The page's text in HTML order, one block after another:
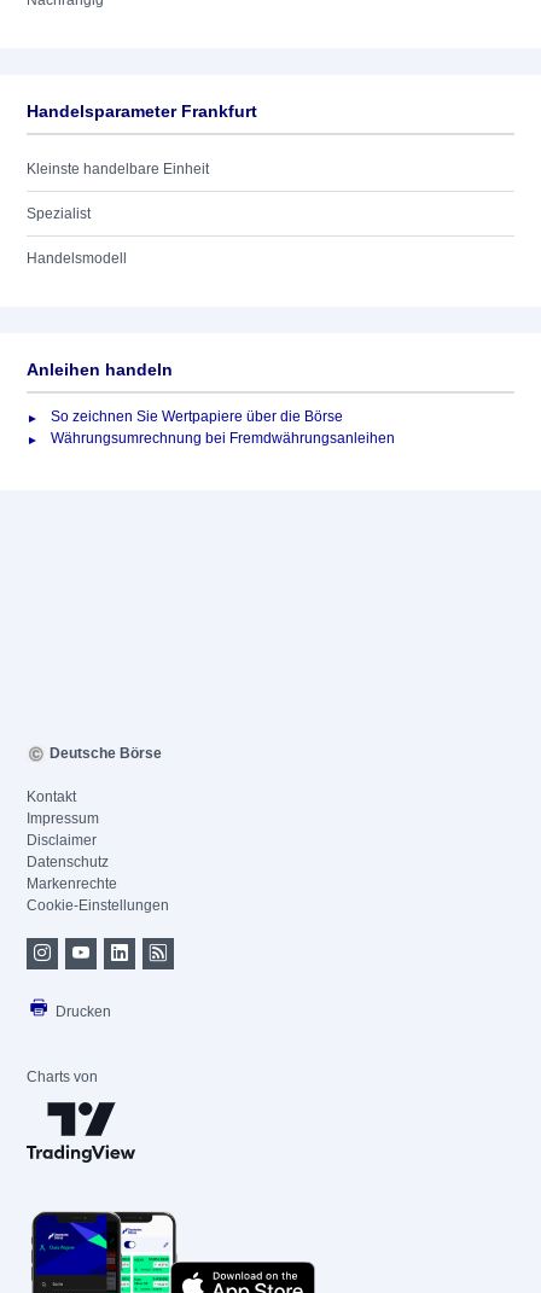
Handelsparameter Frankfurt
Kleinste handelbare Einheit
Spezialist
Handelsmodell
Anleihen handeln
So zeichnen Sie Wertpapiere über die Börse
Währungsumrechnung bei Fremdwährungsanleihen
Deutsche Börse
Kontakt
Impressum
Disclaimer
Datenschutz
Markenrechte
Cookie-Einstellungen
Drucken
Charts von